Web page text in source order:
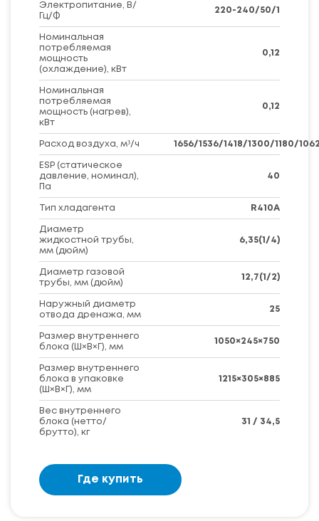
Электропитание, В/
Гц/Ф
220-240/50/1
Номинальная
потребляемая
мощность
(охлаждение), кВт
0,12
Номинальная
потребляемая
мощность (нагрев),
кВт
0,12
Расход воздуха, м³/ч 1656/1536/1418/1300/1180/
ESP (статическое
давление, номинал),
Па
40
Тип хладагента R410A
Диаметр
жидкостной трубы,
мм (дюйм)
6,35(1/4)
Диаметр газовой
трубы, мм (дюйм)
12,7(1/2)
Наружный диаметр
отвода дренажа, мм
25
Размер внутреннего
блока (Ш×В×Г), мм
1050×245×750
Размер внутреннего
блока в упаковке
(Ш×В×Г), мм
1215×305×885
Вес внутреннего
блока (нетто/
брутто), кг
31 / 34,5
Где купить